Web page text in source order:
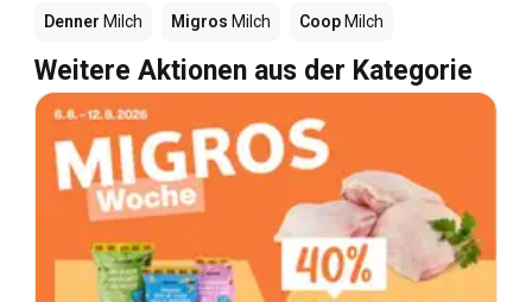
Denner Milch Migros Milch Coop Milch
Weitere Aktionen aus der Kategorie